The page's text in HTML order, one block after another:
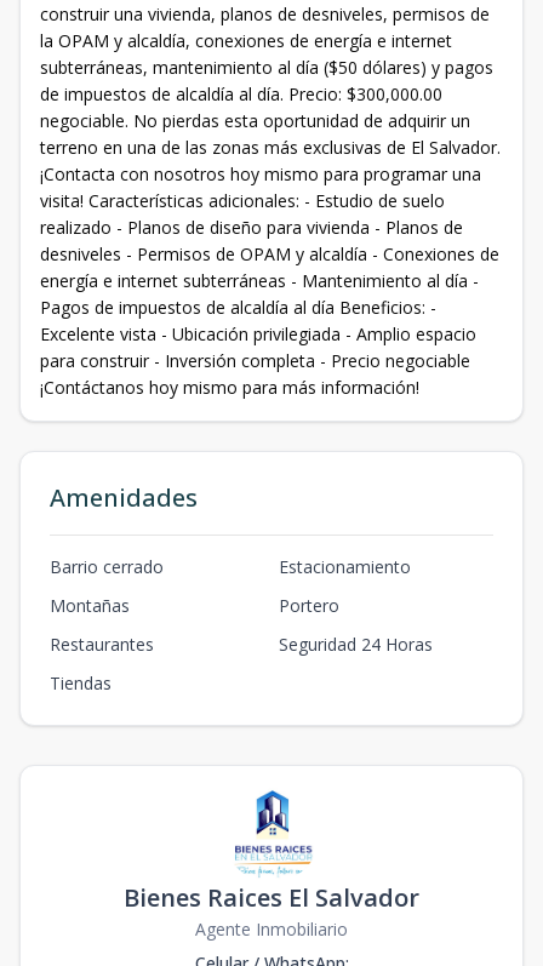
construir una vivienda, planos de desniveles, permisos de
la OPAM y alcaldía, conexiones de energía e internet
subterráneas, mantenimiento al día ($50 dólares) y pagos
de impuestos de alcaldía al día. Precio: $300,000.00
negociable. No pierdas esta oportunidad de adquirir un
terreno en una de las zonas más exclusivas de El Salvador.
¡Contacta con nosotros hoy mismo para programar una
visita! Características adicionales: - Estudio de suelo
realizado - Planos de diseño para vivienda - Planos de
desniveles - Permisos de OPAM y alcaldía - Conexiones de
energía e internet subterráneas - Mantenimiento al día -
Pagos de impuestos de alcaldía al día Beneficios: -
Excelente vista - Ubicación privilegiada - Amplio espacio
para construir - Inversión completa - Precio negociable
¡Contáctanos hoy mismo para más información!
Amenidades
Barrio cerrado
Estacionamiento
Montañas
Portero
Restaurantes
Seguridad 24 Horas
Tiendas
Bienes Raices El Salvador
Agente Inmobiliario